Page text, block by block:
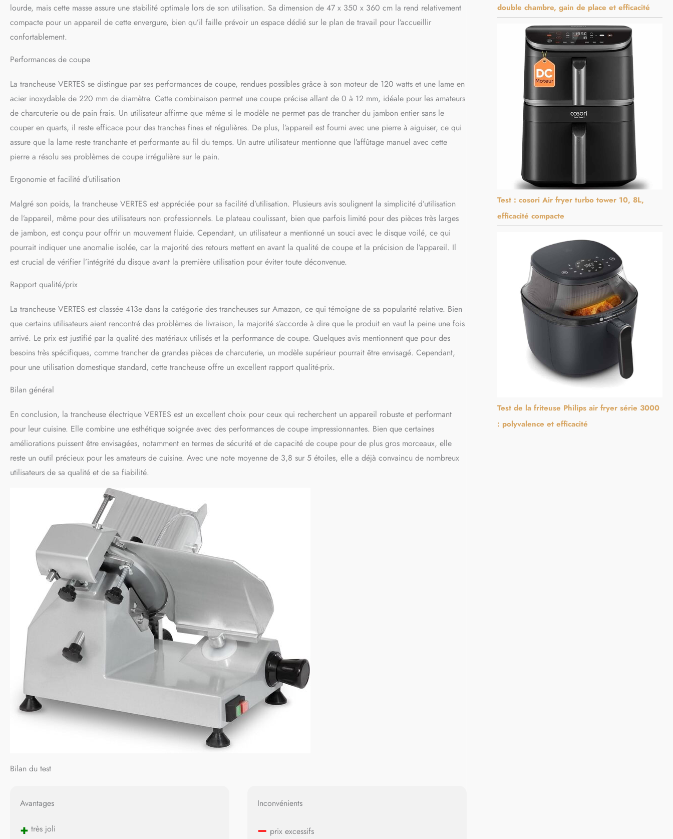
lourde, mais cette masse assure une stabilité optimale lors de son utilisation. Sa dimension de 47 x 350 x 360 cm la rend relativement
compacte pour un appareil de cette envergure, bien qu’il faille prévoir un espace dédié sur le plan de travail pour l’accueillir
confortablement.
Performances de coupe
La trancheuse VERTES se distingue par ses performances de coupe, rendues possibles grâce à son moteur de 120 watts et une lame en
acier inoxydable de 220 mm de diamètre. Cette combinaison permet une coupe précise allant de 0 à 12 mm, idéale pour les amateurs
de charcuterie ou de pain frais. Un utilisateur affirme que même si le modèle ne permet pas de trancher du jambon entier sans le
couper en quarts, il reste efficace pour des tranches fines et régulières. De plus, l’appareil est fourni avec une pierre à aiguiser, ce qui
assure que la lame reste tranchante et performante au fil du temps. Un autre utilisateur mentionne que l’affûtage manuel avec cette
pierre a résolu ses problèmes de coupe irrégulière sur le pain.
Ergonomie et facilité d’utilisation
Malgré son poids, la trancheuse VERTES est appréciée pour sa facilité d’utilisation. Plusieurs avis soulignent la simplicité d’utilisation
de l’appareil, même pour des utilisateurs non professionnels. Le plateau coulissant, bien que parfois limité pour des pièces très larges
de jambon, est conçu pour offrir un mouvement fluide. Cependant, un utilisateur a mentionné un souci avec le disque voilé, ce qui
pourrait indiquer une anomalie isolée, car la majorité des retours mettent en avant la qualité de coupe et la précision de l’appareil. Il
est crucial de vérifier l’intégrité du disque avant la première utilisation pour éviter toute déconvenue.
Rapport qualité/prix
La trancheuse VERTES est classée 413e dans la catégorie des trancheuses sur Amazon, ce qui témoigne de sa popularité relative. Bien
que certains utilisateurs aient rencontré des problèmes de livraison, la majorité s’accorde à dire que le produit en vaut la peine une fois
arrivé. Le prix est justifié par la qualité des matériaux utilisés et la performance de coupe. Quelques avis mentionnent que pour des
besoins très spécifiques, comme trancher de grandes pièces de charcuterie, un modèle supérieur pourrait être envisagé. Cependant,
pour une utilisation domestique standard, cette trancheuse offre un excellent rapport qualité-prix.
Bilan général
En conclusion, la trancheuse électrique VERTES est un excellent choix pour ceux qui recherchent un appareil robuste et performant
pour leur cuisine. Elle combine une esthétique soignée avec des performances de coupe impressionnantes. Bien que certaines
améliorations puissent être envisagées, notamment en termes de sécurité et de capacité de coupe pour de plus gros morceaux, elle
reste un outil précieux pour les amateurs de cuisine. Avec une note moyenne de 3,8 sur 5 étoiles, elle a déjà convaincu de nombreux
utilisateurs de sa qualité et de sa fiabilité.
Bilan du test
Avantages
+ très joli
Inconvénients
– prix excessifs
double chambre, gain de place et efficacité
Test : cosori Air fryer turbo tower 10, 8L,
efficacité compacte
Test de la friteuse Philips air fryer série 3000
: polyvalence et efficacité